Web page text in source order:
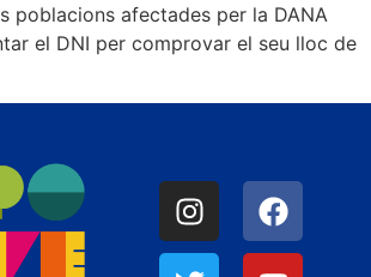
poblacions afectades per la DANA
el DNI per comprovar el seu lloc de